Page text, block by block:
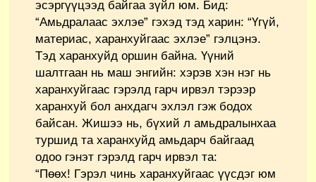
эсэргүүцээд байгаа зүйл юм. Бид:
“Амьдралаас эхлэе” гэхэд тэд харин: “Үгүй,
материас, харанхуйгаас эхлэе” гэлцэнэ.
Тэд харанхуйд оршин байна. Үүний
шалтгаан нь маш энгийн: хэрэв хэн нэг нь
харанхуйгаас гэрэлд гарч ирвэл тэрээр
харанхуй бол анхдагч эхлэл гэж бодох
байсан. Жишээ нь, бүхий л амьдралынхаа
туршид та харанхуйд амьдарч байгаад
одоо гэнэт гэрэлд гарч ирвэл та:
“Пөөх! Гэрэл чинь харанхуйгаас үүсдэг юм